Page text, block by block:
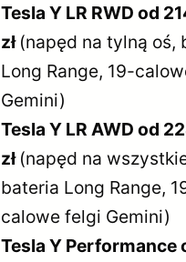
Tesla Y LR RWD od
zł (napęd na tylną oś,
Long Range, 19-
Gemini)
Tesla Y LR AWD od
zł (napęd na
bateria Long Range,
calowe felgi Gemini)
Tesla Y Performance